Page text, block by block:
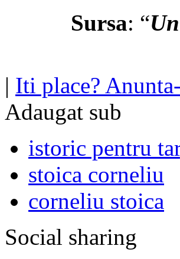
Sursa: “
| Iti place?
Adaugat sub
istoric pentru
stoica corneliu
corneliu stoica
Social sharing